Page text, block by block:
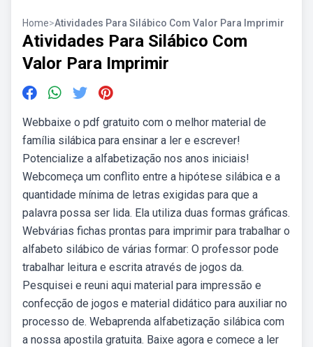
Home>Atividades Para Silábico Com Valor Para Imprimir
Atividades Para Silábico Com
Valor Para Imprimir
Webbaixe o pdf gratuito com o melhor material de
família silábica para ensinar a ler e escrever!
Potencialize a alfabetização nos anos iniciais!
Webcomeça um conflito entre a hipótese silábica e a
quantidade mínima de letras exigidas para que a
palavra possa ser lida. Ela utiliza duas formas gráficas.
Webvárias fichas prontas para imprimir para trabalhar o
alfabeto silábico de várias formar: O professor pode
trabalhar leitura e escrita através de jogos da.
Pesquisei e reuni aqui material para impressão e
confecção de jogos e material didático para auxiliar no
processo de. Webaprenda alfabetização silábica com
a nossa apostila gratuita. Baixe agora e comece a ler